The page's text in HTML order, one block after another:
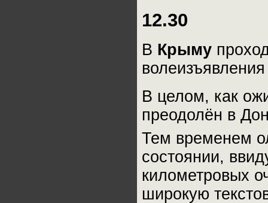
12.30
В Крыму
В целом, как
преодолён в
Тем временем
состоянии,
километровых
широкую